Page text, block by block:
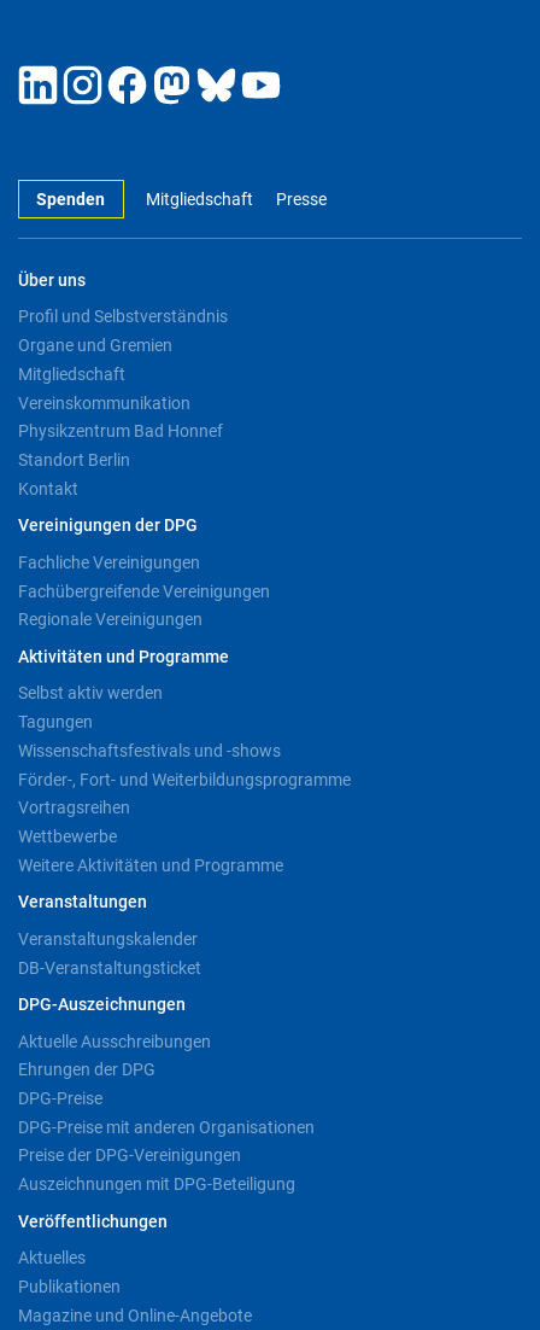
Spenden Mitgliedschaft Presse
Über uns
Profil und Selbstverständnis
Organe und Gremien
Mitgliedschaft
Vereinskommunikation
Physikzentrum Bad Honnef
Standort Berlin
Kontakt
Vereinigungen der DPG
Fachliche Vereinigungen
Fachübergreifende Vereinigungen
Regionale Vereinigungen
Aktivitäten und Programme
Selbst aktiv werden
Tagungen
Wissenschaftsfestivals und -shows
Förder-, Fort- und Weiterbildungsprogramme
Vortragsreihen
Wettbewerbe
Weitere Aktivitäten und Programme
Veranstaltungen
Veranstaltungskalender
DB-Veranstaltungsticket
DPG-Auszeichnungen
Aktuelle Ausschreibungen
Ehrungen der DPG
DPG-Preise
DPG-Preise mit anderen Organisationen
Preise der DPG-Vereinigungen
Auszeichnungen mit DPG-Beteiligung
Veröffentlichungen
Aktuelles
Publikationen
Magazine und Online-Angebote